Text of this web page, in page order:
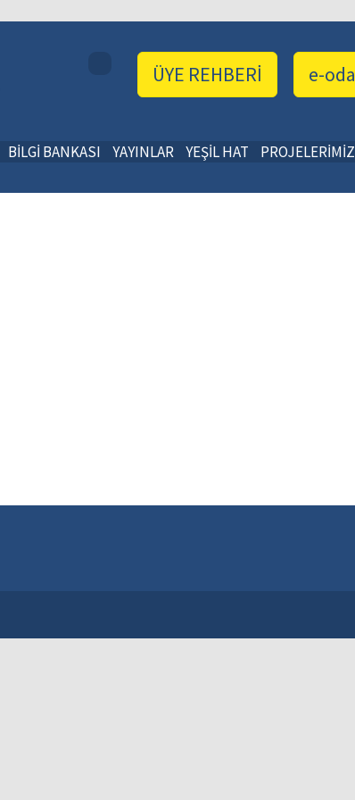
e-oda
ÜYE REHBERİ
BİLGİ BANKASI YAYINLAR YEŞİL HAT PROJELERİMİZ